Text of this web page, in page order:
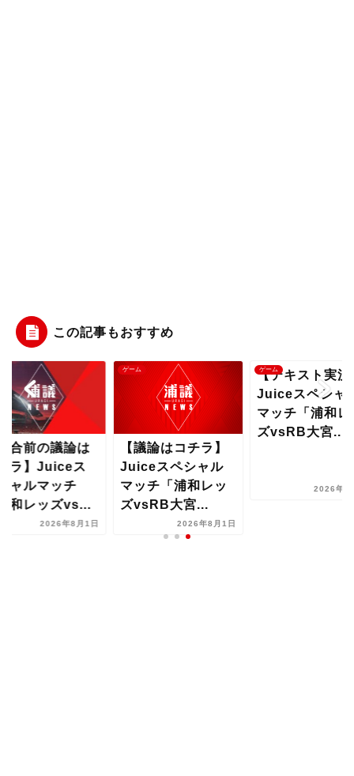
この記事もおすすめ
合前の議論は
ラ】Juiceス
ャルマッチ
和レッズvs...
2026年8月1日
ゲーム
【議論はコチラ】
Juiceスペシャル
マッチ「浦和レッ
ズvsRB大宮...
2026年8月1日
ゲーム
【テキスト実況
Juiceスペシャ
マッチ「浦和レ
ズvsRB大宮...
2026年8